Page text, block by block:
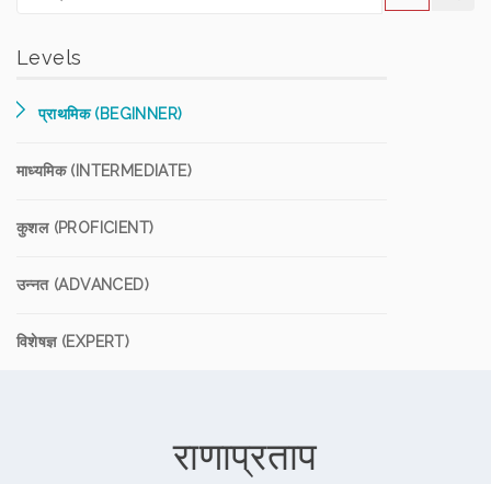
Levels
प्राथमिक (BEGINNER)
माध्यमिक (INTERMEDIATE)
कुशल (PROFICIENT)
उन्नत (ADVANCED)
विशेषज्ञ (EXPERT)
राणाप्रताप